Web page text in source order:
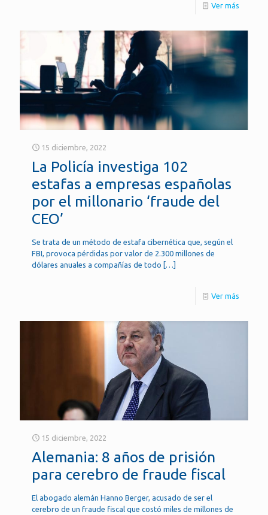
Ver más
15 diciembre, 2022
La Policía investiga 102
estafas a empresas españolas
por el millonario ‘fraude del
CEO’
Se trata de un método de estafa cibernética que, según el
FBI, provoca pérdidas por valor de 2.300 millones de
dólares anuales a compañías de todo […]
Ver más
15 diciembre, 2022
Alemania: 8 años de prisión
para cerebro de fraude fiscal
El abogado alemán Hanno Berger, acusado de ser el
cerebro de un fraude fiscal que costó miles de millones de